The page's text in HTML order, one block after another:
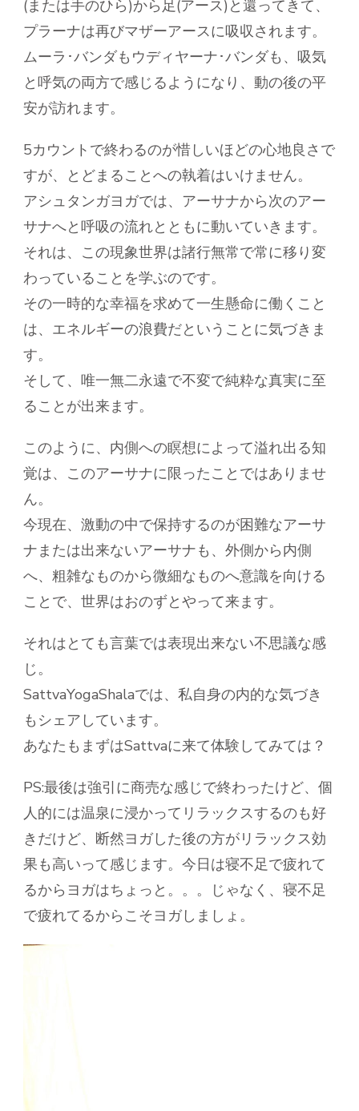
(または手のひら)から足(アース)と還ってきて、
プラーナは再びマザーアースに吸収されます。
ムーラ･バンダもウディヤーナ･バンダも、吸気
と呼気の両方で感じるようになり、動の後の平
安が訪れます。
5カウントで終わるのが惜しいほどの心地良さで
すが、とどまることへの執着はいけません。
アシュタンガヨガでは、アーサナから次のアー
サナへと呼吸の流れとともに動いていきます。
それは、この現象世界は諸行無常で常に移り変
わっていることを学ぶのです。
その一時的な幸福を求めて一生懸命に働くこと
は、エネルギーの浪費だということに気づきま
す。
そして、唯一無二永遠で不変で純粋な真実に至
ることが出来ます。
このように、内側への瞑想によって溢れ出る知
覚は、このアーサナに限ったことではありませ
ん。
今現在、激動の中で保持するのが困難なアーサ
ナまたは出来ないアーサナも、外側から内側
へ、粗雑なものから微細なものへ意識を向ける
ことで、世界はおのずとやって来ます。
それはとても言葉では表現出来ない不思議な感
じ。
SattvaYogaShalaでは、私自身の内的な気づき
もシェアしています。
あなたもまずはSattvaに来て体験してみては？
PS:最後は強引に商売な感じで終わったけど、個
人的には温泉に浸かってリラックスするのも好
きだけど、断然ヨガした後の方がリラックス効
果も高いって感じます。今日は寝不足で疲れて
るからヨガはちょっと。。。じゃなく、寝不足
で疲れてるからこそヨガしましょ。